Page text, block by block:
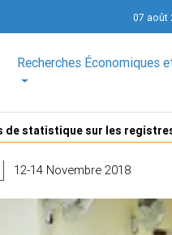
07 août
Recherches Économiques
de statistique sur les
12-14 Novembre 2018